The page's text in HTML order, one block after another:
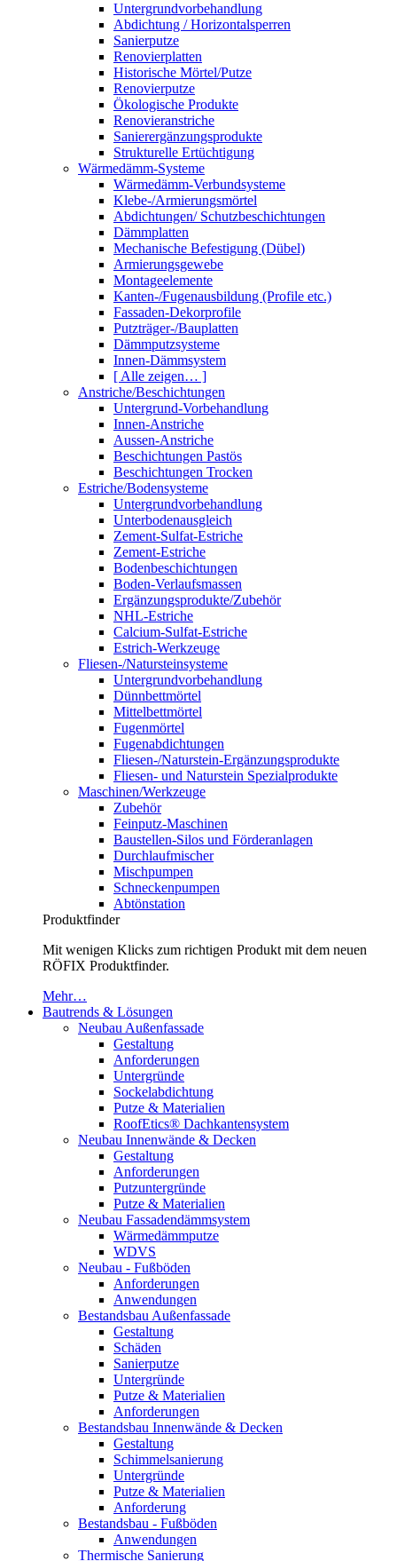
Untergrundvorbehandlung
Abdichtung / Horizontalsperren
Sanierputze
Renovierplatten
Historische Mörtel/Putze
Renovierputze
Ökologische Produkte
Renovieranstriche
Sanierergänzungsprodukte
Strukturelle Ertüchtigung
Wärmedämm-Systeme
Wärmedämm-Verbundsysteme
Klebe-/Armierungsmörtel
Abdichtungen/ Schutzbeschichtungen
Dämmplatten
Mechanische Befestigung (Dübel)
Armierungsgewebe
Montageelemente
Kanten-/Fugenausbildung (Profile etc.)
Fassaden-Dekorprofile
Putzträger-/Bauplatten
Dämmputzsysteme
Innen-Dämmsystem
[ Alle zeigen… ]
Anstriche/Beschichtungen
Untergrund-Vorbehandlung
Innen-Anstriche
Aussen-Anstriche
Beschichtungen Pastös
Beschichtungen Trocken
Estriche/Bodensysteme
Untergrundvorbehandlung
Unterbodenausgleich
Zement-Sulfat-Estriche
Zement-Estriche
Bodenbeschichtungen
Boden-Verlaufsmassen
Ergänzungsprodukte/Zubehör
NHL-Estriche
Calcium-Sulfat-Estriche
Estrich-Werkzeuge
Fliesen-/Natursteinsysteme
Untergrundvorbehandlung
Dünnbettmörtel
Mittelbettmörtel
Fugenmörtel
Fugenabdichtungen
Fliesen-/Naturstein-Ergänzungsprodukte
Fliesen- und Naturstein Spezialprodukte
Maschinen/Werkzeuge
Zubehör
Feinputz-Maschinen
Baustellen-Silos und Förderanlagen
Durchlaufmischer
Mischpumpen
Schneckenpumpen
Abtönstation
Produktfinder
Mit wenigen Klicks zum richtigen Produkt mit dem neuen
RÖFIX Produktfinder.
Mehr…
Bautrends & Lösungen
Neubau Außenfassade
Gestaltung
Anforderungen
Untergründe
Sockelabdichtung
Putze & Materialien
RoofEtics® Dachkantensystem
Neubau Innenwände & Decken
Gestaltung
Anforderungen
Putzuntergründe
Putze & Materialien
Neubau Fassadendämmsystem
Wärmedämmputze
WDVS
Neubau - Fußböden
Anforderungen
Anwendungen
Bestandsbau Außenfassade
Gestaltung
Schäden
Sanierputze
Untergründe
Putze & Materialien
Anforderungen
Bestandsbau Innenwände & Decken
Gestaltung
Schimmelsanierung
Untergründe
Putze & Materialien
Anforderung
Bestandsbau - Fußböden
Anwendungen
Thermische Sanierung